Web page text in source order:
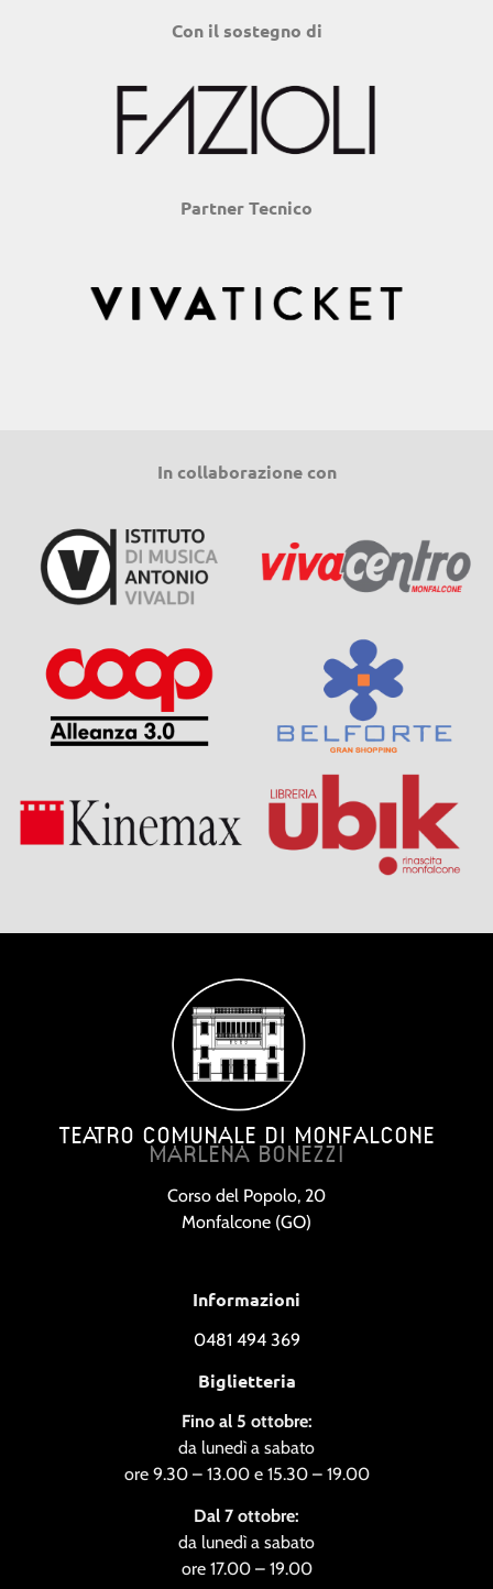
Con il sostegno di
Partner Tecnico
In collaborazione con
TEATRO COMUNALE DI MONFALCONE
MARLENA BONEZZI
Corso del Popolo, 20
Monfalcone (GO)
Informazioni
0481 494 369
Biglietteria
Fino al 5 ottobre:
da lunedì a sabato
ore 9.30 – 13.00 e 15.30 – 19.00
Dal 7 ottobre:
da lunedì a sabato
ore 17.00 – 19.00